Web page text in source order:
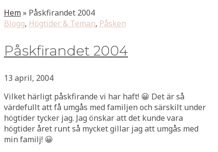
Hem» Påskfirandet 2004
Blogg, Högtider & Teman, Påsken
Påskfirandet 2004
13 april, 2004
Vilket härligt påskfirande vi har haft! 😀 Det är så
värdefullt att få umgås med familjen och särskilt under
högtider tycker jag. Jag önskar att det kunde vara
högtider året runt så mycket gillar jag att umgås med
min familj! 😀